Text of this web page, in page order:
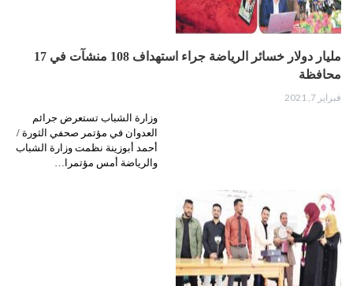
مليار دولار خسائر الرياضة جراء استهداف 108 منشآت في 17
محافظة
فبراير 7, 2021
وزارة الشباب تستعرض جرائم
العدوان في مؤتمر صحفي الثورة /
أحمد أبوزينة نظمت وزارة الشباب
والرياضة أمس مؤتمرا…